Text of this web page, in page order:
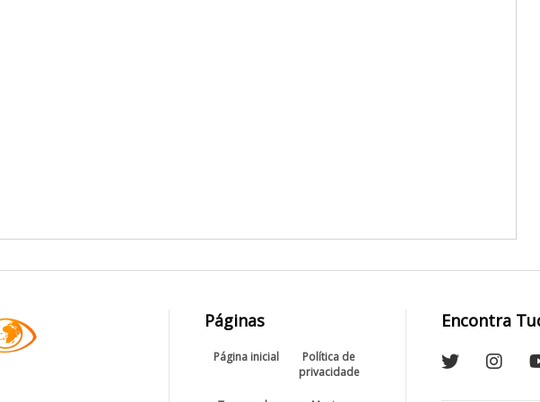
Páginas
Página inicial
Política de
privacidade
Encontra